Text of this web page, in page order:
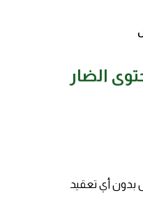
الضار
بدون أي تعقيد